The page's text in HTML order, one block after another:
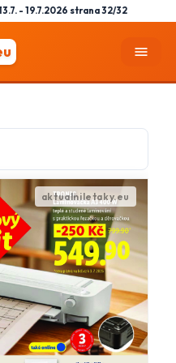
- 19.7.2026 strana 32/32
menu